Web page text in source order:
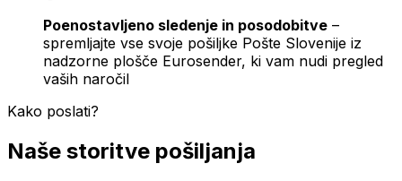
Poenostavljeno sledenje in posodobitve –
spremljajte vse svoje pošiljke Pošte Slovenije iz
nadzorne plošče Eurosender, ki vam nudi pregled
vaših naročil
Kako poslati?
Naše storitve pošiljanja